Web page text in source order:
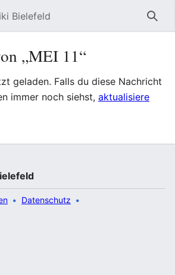
Bielefeld
„MEI 11“
geladen. Falls du diese Nachricht
immer noch siehst, aktualisiere
Datenschutz